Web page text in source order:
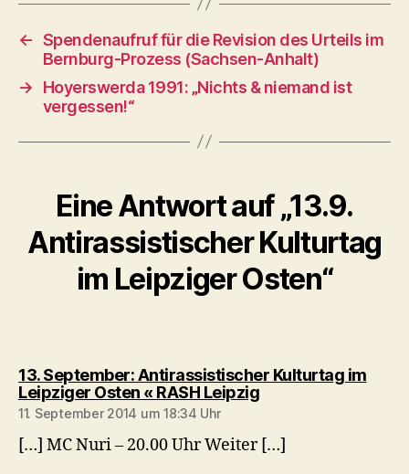
← Spendenaufruf für die Revision des Urteils im
Bernburg-Prozess (Sachsen-Anhalt)
→
Hoyerswerda 1991: „Nichts & niemand ist
vergessen!“
Eine Antwort auf „13.9.
Antirassistischer Kulturtag
im Leipziger Osten“
13. September: Antirassistischer Kulturtag im
Leipziger Osten « RASH Leipzigsagt:
11. September 2014 um 18:34 Uhr
[…] MC Nuri – 20.00 Uhr Weiter […]